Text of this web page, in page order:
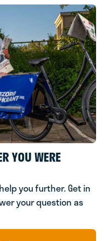
YOU WERE
you further. Get in
your question as